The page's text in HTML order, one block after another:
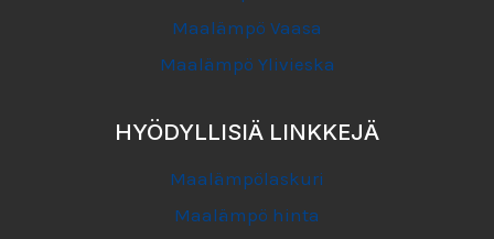
Maalämpö Vaasa
Maalämpö Ylivieska
HYÖDYLLISIÄ LINKKEJÄ
Maalämpölaskuri
Maalämpö hinta